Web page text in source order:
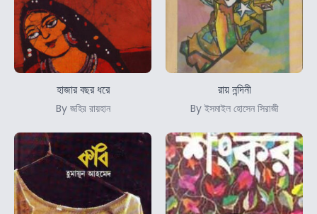
হাজার বছর ধরে
By জহির রায়হান
রায় নন্দিনী
By ইসমাইল হোসেন সিরাজী